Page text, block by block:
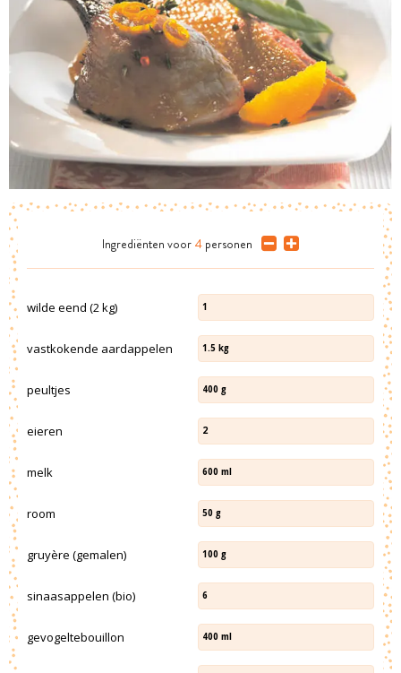
Ingrediënten voor 4 personen
wilde eend (2 kg) 1
vastkokende aardappelen 1.5 kg
peultjes 400 g
eieren 2
melk 600 ml
room 50 g
gruyère (gemalen) 100 g
sinaasappelen (bio) 6
gevogeltebouillon 400 ml